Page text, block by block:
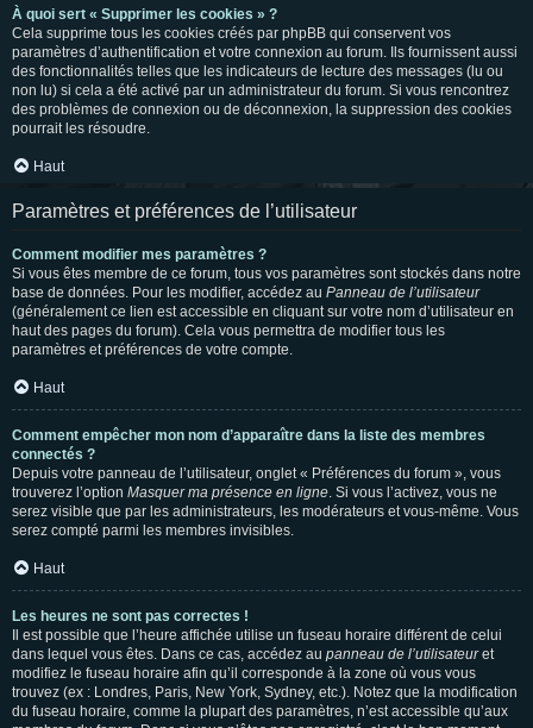
À quoi sert « Supprimer les cookies » ?
Cela supprime tous les cookies créés par phpBB qui conservent vos
paramètres d’authentification et votre connexion au forum. Ils fournissent aussi
des fonctionnalités telles que les indicateurs de lecture des messages (lu ou
non lu) si cela a été activé par un administrateur du forum. Si vous rencontrez
des problèmes de connexion ou de déconnexion, la suppression des cookies
pourrait les résoudre.
Haut
Paramètres et préférences de l’utilisateur
Comment modifier mes paramètres ?
Si vous êtes membre de ce forum, tous vos paramètres sont stockés dans notre
base de données. Pour les modifier, accédez au Panneau de l’utilisateur
(généralement ce lien est accessible en cliquant sur votre nom d’utilisateur en
haut des pages du forum). Cela vous permettra de modifier tous les
paramètres et préférences de votre compte.
Haut
Comment empêcher mon nom d’apparaître dans la liste des membres
connectés ?
Depuis votre panneau de l’utilisateur, onglet « Préférences du forum », vous
trouverez l’option Masquer ma présence en ligne. Si vous l’activez, vous ne
serez visible que par les administrateurs, les modérateurs et vous-même. Vous
serez compté parmi les membres invisibles.
Haut
Les heures ne sont pas correctes !
Il est possible que l’heure affichée utilise un fuseau horaire différent de celui
dans lequel vous êtes. Dans ce cas, accédez au panneau de l’utilisateuret
modifiez le fuseau horaire afin qu’il corresponde à la zone où vous vous
trouvez (ex : Londres, Paris, New York, Sydney, etc.). Notez que la modification
du fuseau horaire, comme la plupart des paramètres, n’est accessible qu’aux